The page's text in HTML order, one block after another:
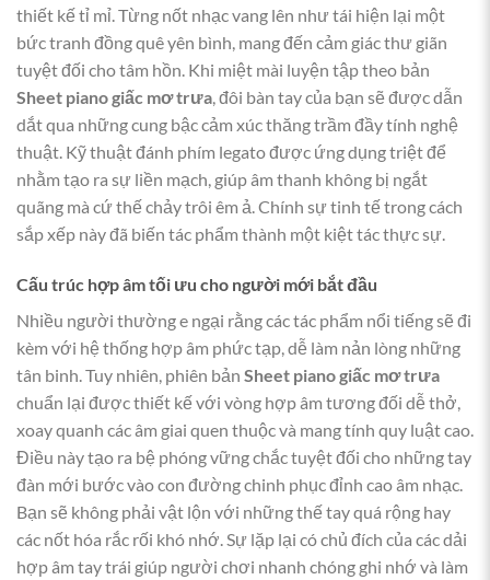
thiết kế tỉ mỉ. Từng nốt nhạc vang lên như tái hiện lại một
bức tranh đồng quê yên bình, mang đến cảm giác thư giãn
tuyệt đối cho tâm hồn. Khi miệt mài luyện tập theo bản
Sheet piano giấc mơ trưa, đôi bàn tay của bạn sẽ được dẫn
dắt qua những cung bậc cảm xúc thăng trầm đầy tính nghệ
thuật. Kỹ thuật đánh phím legato được ứng dụng triệt để
nhằm tạo ra sự liền mạch, giúp âm thanh không bị ngắt
quãng mà cứ thế chảy trôi êm ả. Chính sự tinh tế trong cách
sắp xếp này đã biến tác phẩm thành một kiệt tác thực sự.
Cấu trúc hợp âm tối ưu cho người mới bắt đầu
Nhiều người thường e ngại rằng các tác phẩm nổi tiếng sẽ đi
kèm với hệ thống hợp âm phức tạp, dễ làm nản lòng những
tân binh. Tuy nhiên, phiên bản Sheet piano giấc mơ trưa
chuẩn lại được thiết kế với vòng hợp âm tương đối dễ thở,
xoay quanh các âm giai quen thuộc và mang tính quy luật cao.
Điều này tạo ra bệ phóng vững chắc tuyệt đối cho những tay
đàn mới bước vào con đường chinh phục đỉnh cao âm nhạc.
Bạn sẽ không phải vật lộn với những thế tay quá rộng hay
các nốt hóa rắc rối khó nhớ. Sự lặp lại có chủ đích của các dải
hợp âm tay trái giúp người chơi nhanh chóng ghi nhớ và làm